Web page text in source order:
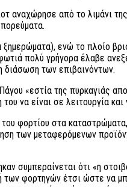
αναχώρησε από το λιμάνι
ενώ το πλοίο
πολύ γρήγορα έλαβε
διάσωση των επιβαινόντων.
«εστία της πυρκαγιάς
να είναι σε λειτουργία
φορτίου στα
των μεταφερόμενων
συμπεραίνεται ότι «η
των φορτηγών έτσι ώστε να